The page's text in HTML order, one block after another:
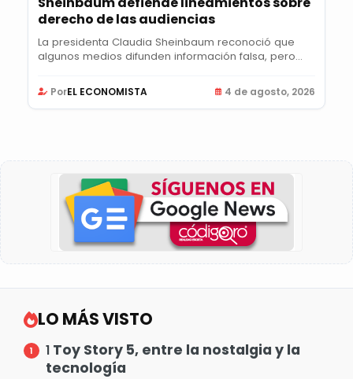
derecho de las audiencias
La presidenta Claudia Sheinbaum reconoció que
algunos medios difunden información falsa, pero...
PorEL ECONOMISTA 4 de agosto, 2026
LO MÁS VISTO
1 Toy Story 5, entre la nostalgia y la
tecnología